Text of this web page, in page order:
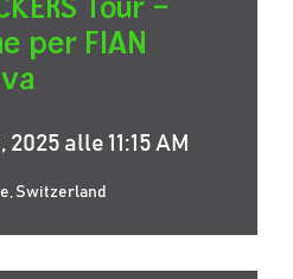
Tour –
per FIAN
alle 11:15 AM
Switzerland